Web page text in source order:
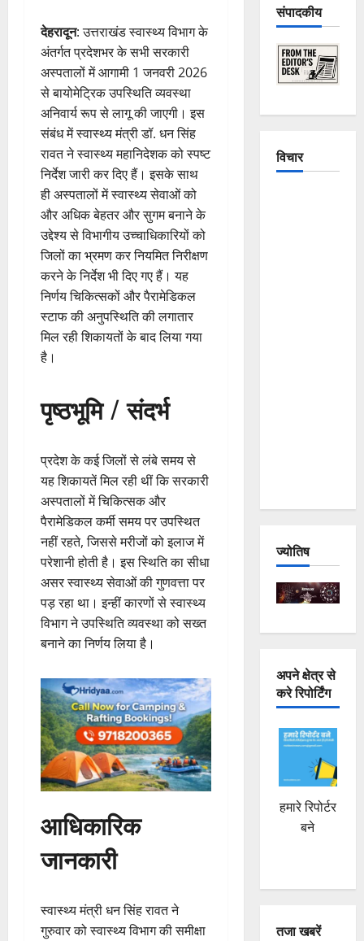
देहरादून: उत्तराखंड स्वास्थ्य विभाग के
अंतर्गत प्रदेशभर के सभी सरकारी
अस्पतालों में आगामी 1 जनवरी 2026
से बायोमेट्रिक उपस्थिति व्यवस्था
अनिवार्य रूप से लागू की जाएगी। इस
संबंध में स्वास्थ्य मंत्री डॉ. धन सिंह
रावत ने स्वास्थ्य महानिदेशक को स्पष्ट
निर्देश जारी कर दिए हैं। इसके साथ
ही अस्पतालों में स्वास्थ्य सेवाओं को
और अधिक बेहतर और सुगम बनाने के
उद्देश्य से विभागीय उच्चाधिकारियों को
जिलों का भ्रमण कर नियमित निरीक्षण
करने के निर्देश भी दिए गए हैं। यह
निर्णय चिकित्सकों और पैरामेडिकल
स्टाफ की अनुपस्थिति की लगातार
मिल रही शिकायतों के बाद लिया गया
है।
पृष्ठभूमि / संदर्भ
प्रदेश के कई जिलों से लंबे समय से
यह शिकायतें मिल रही थीं कि सरकारी
अस्पतालों में चिकित्सक और
पैरामेडिकल कर्मी समय पर उपस्थित
नहीं रहते, जिससे मरीजों को इलाज में
परेशानी होती है। इस स्थिति का सीधा
असर स्वास्थ्य सेवाओं की गुणवत्ता पर
पड़ रहा था। इन्हीं कारणों से स्वास्थ्य
विभाग ने उपस्थिति व्यवस्था को सख्त
बनाने का निर्णय लिया है।
आधिकारिक
जानकारी
स्वास्थ्य मंत्री धन सिंह रावत ने
गुरुवार को स्वास्थ्य विभाग की समीक्षा
संपादकीय
विचार
ज्योतिष
अपने क्षेत्र से
करे रिपोर्टिंग
हमारे रिपोर्टर
बने
तजा खबरें